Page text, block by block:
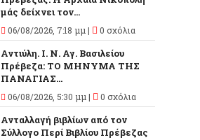
μάς δείχνει τον...
06/08/2026, 7:18 μμ | 0 σχόλια
Αντιύλη. Ι. Ν. Αγ. Βασιλείου
Πρέβεζα: ΤΟ ΜΗΝΥΜΑ ΤΗΣ
ΠΑΝΑΓΙΑΣ...
06/08/2026, 5:30 μμ | 0 σχόλια
Ανταλλαγή βιβλίων από τον
Σύλλογο Περί Βιβλίου Πρέβεζας